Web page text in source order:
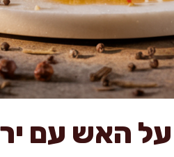
על האש עם